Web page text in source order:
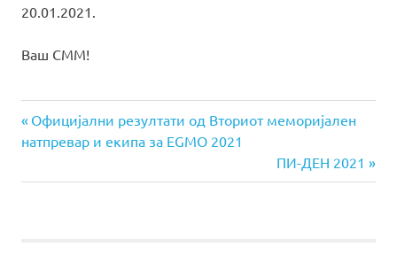
20.01.2021.
Ваш СММ!
Навигација
Previous
Post:
Официјални резултати од Вториот меморијален
натпревар и екипа за EGMO 2021
Next
Post:
ПИ-ДЕН 2021